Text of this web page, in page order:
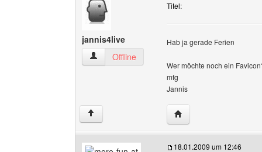
jannis4live
jannis4live Benutzer-Profile anzeigen
Offline
Titel:
Hab ja gerade Ferien
Wer möchte noch ein
mfg
Jannis
↑ Website dieses
18.01.2009 um 12:46